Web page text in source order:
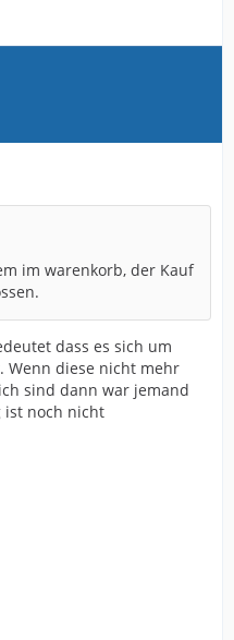
im warenkorb, der Kauf
dass es sich um
Wenn diese nicht mehr
sind dann war jemand
ist noch nicht